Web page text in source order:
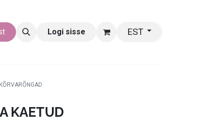
Logi sisse EST
KAETUD